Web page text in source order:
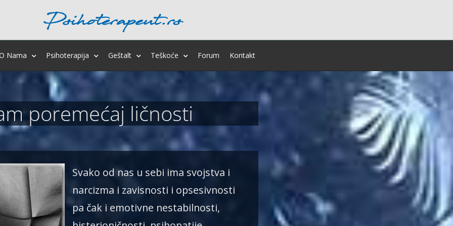
Nama Psihoterapija Geštalt Teškoće Forum Kontakt
poremećaj ličnosti
Svako od nas u sebi ima svojstva i
narcizma i zavisnosti i opsesivnosti
pa čak i emotivne nestabilnosti,